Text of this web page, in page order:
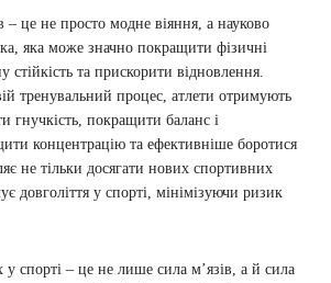
– це не просто модне віяння, а науково
яка може значно покращити фізичні
стійкість та прискорити відновлення.
тренувальний процес, атлети отримують
гнучкість, покращити баланс і
концентрацію та ефективніше боротися
не тільки досягати нових спортивних
довголіття у спорті, мінімізуючи ризик
у спорті – це не лише сила м’язів, а й сила